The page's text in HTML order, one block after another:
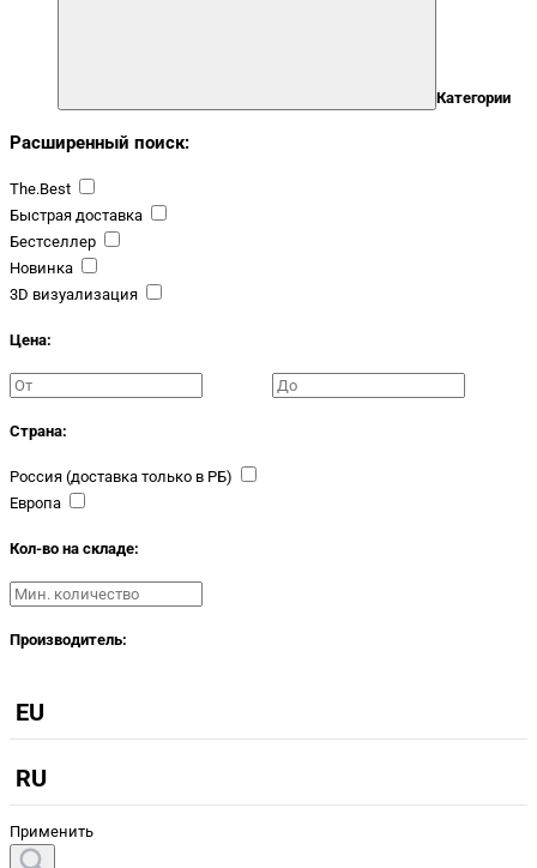
Категории
Расширенный поиск:
The.Best
Быстрая доставка
Бестселлер
Новинка
3D визуализация
Цена:
Страна:
Россия (доставка только в РБ)
Европа
Кол-во на складе:
Производитель:
EU
RU
Применить